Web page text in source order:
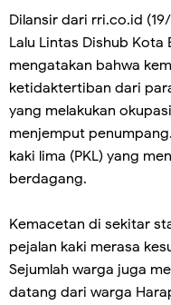
Dilansir dari rri.co.id
Lalu Lintas Dishub Kota
mengatakan bahwa
ketidaktertiban dari
yang melakukan
menjemput
kaki lima (PKL) yang
berdagang.
Kemacetan di sekitar
pejalan kaki merasa
Sejumlah warga juga
datang dari warga